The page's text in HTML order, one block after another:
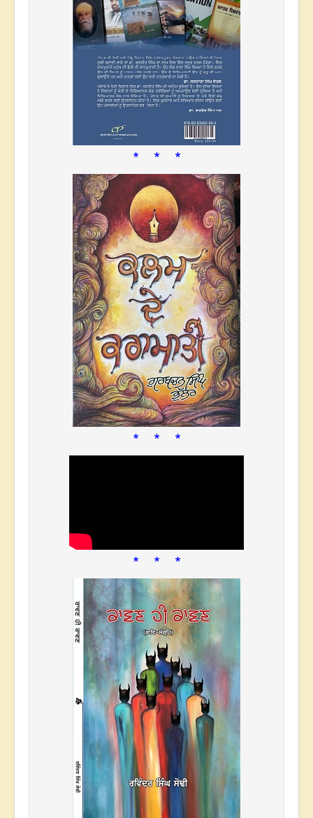
* * *
* * *
* * *